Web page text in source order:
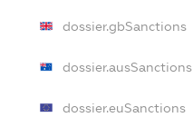
dossier.gbSanctions
dossier.ausSanctions
dossier.euSanctions